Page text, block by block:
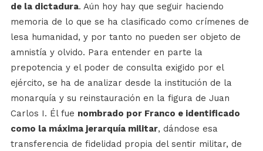
de la dictadura. Aún hoy hay que seguir haciendo
memoria de lo que se ha clasificado como crímenes de
lesa humanidad, y por tanto no pueden ser objeto de
amnistía y olvido. Para entender en parte la
prepotencia y el poder de consulta exigido por el
ejército, se ha de analizar desde la institución de la
monarquía y su reinstauración en la figura de Juan
Carlos I. Él fue nombrado por Franco e identificado
como la máxima jerarquía militar, dándose esa
transferencia de fidelidad propia del sentir militar, de